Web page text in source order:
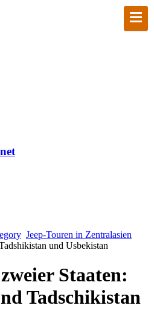
Jeep-Touren in Zentralasien
und Usbekistan
Staaten:
Tadschikistan